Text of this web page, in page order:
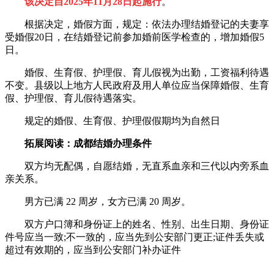
根据决定，婚假方面，规定：依法办理结婚登记的夫妻享
受婚假20日，在结婚登记前参加婚前医学检查的，增加婚假5
日。
婚假、生育假、护理假、育儿假视为出勤，工资福利待遇
不变。县级以上地方人民政府及用人单位应当保障婚假、生育
假、护理假、育儿假待遇落实。
规定的婚假、生育假、护理假假期均为自然日
拓展阅读：成都结婚办理条件
双方均无配偶，自愿结婚，无直系血亲和三代以内旁系血
亲关系。
男方已满 22 周岁，女方已满 20 周岁。
双方户口簿和身份证上的姓名、性别、出生日期、身份证
件号应当一致;不一致的，应当先到公安部门更正;证件丢失或
超过有效期的，应当到公安部门补办证件